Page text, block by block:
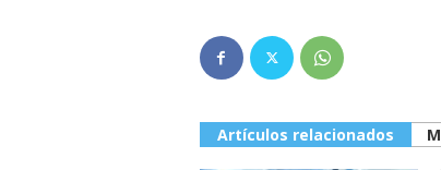
Artículos relacionados